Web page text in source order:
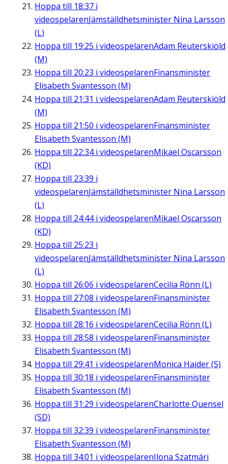
Hoppa till 18:37 i
videospelarenJämställdhetsminister Nina Larsson
(L)
Hoppa till 19:25 i videospelarenAdam Reuterskiöld
(M)
Hoppa till 20:23 i videospelarenFinansminister
Elisabeth Svantesson (M)
Hoppa till 21:31 i videospelarenAdam Reuterskiöld
(M)
Hoppa till 21:50 i videospelarenFinansminister
Elisabeth Svantesson (M)
Hoppa till 22:34i videospelarenMikael Oscarsson
(KD)
Hoppa till 23:39 i
videospelarenJämställdhetsminister Nina Larsson
(L)
Hoppa till 24:44i videospelarenMikael Oscarsson
(KD)
Hoppa till 25:23 i
videospelarenJämställdhetsminister Nina Larsson
(L)
Hoppa till 26:06 i videospelarenCecilia Rönn (L)
Hoppa till 27:08 i videospelarenFinansminister
Elisabeth Svantesson (M)
Hoppa till 28:16 i videospelarenCecilia Rönn (L)
Hoppa till 28:58 i videospelarenFinansminister
Elisabeth Svantesson (M)
Hoppa till 29:41 i videospelarenMonica Haider (S)
Hoppa till 30:18 i videospelarenFinansminister
Elisabeth Svantesson (M)
Hoppa till 31:29 i videospelarenCharlotte Quensel
(SD)
Hoppa till 32:39 i videospelarenFinansminister
Elisabeth Svantesson (M)
Hoppa till 34:01 i videospelarenIlona Szatmári